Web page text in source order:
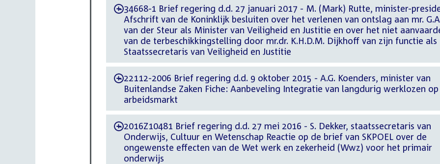
-34668-1 Brief regering d.d. 27 januari 2017 - M. (Mark) Rutte, minister-
Afschrift van de Koninklijk besluiten over het verlenen van ontslag aan mr.
van der Steur als Minister van Veiligheid en Justitie en over het niet
van de terbeschikkingstelling door mr.dr. K.H.D.M. Dijkhoff van zijn functie als
Staatssecretaris van Veiligheid en Justitie
-22112-2006 Brief regering d.d. 9 oktober 2015 - A.G. Koenders, minister van
Buitenlandse Zaken Fiche: Aanbeveling Integratie van langdurig werklozen
arbeidsmarkt
-2016Z10481 Brief regering d.d. 27 mei 2016 - S. Dekker, staatssecretaris van
Onderwijs, Cultuur en Wetenschap Reactie op de brief van SKPOEL over de
ongewenste effecten van de Wet werk en zekerheid (Wwz) voor het primair
onderwijs